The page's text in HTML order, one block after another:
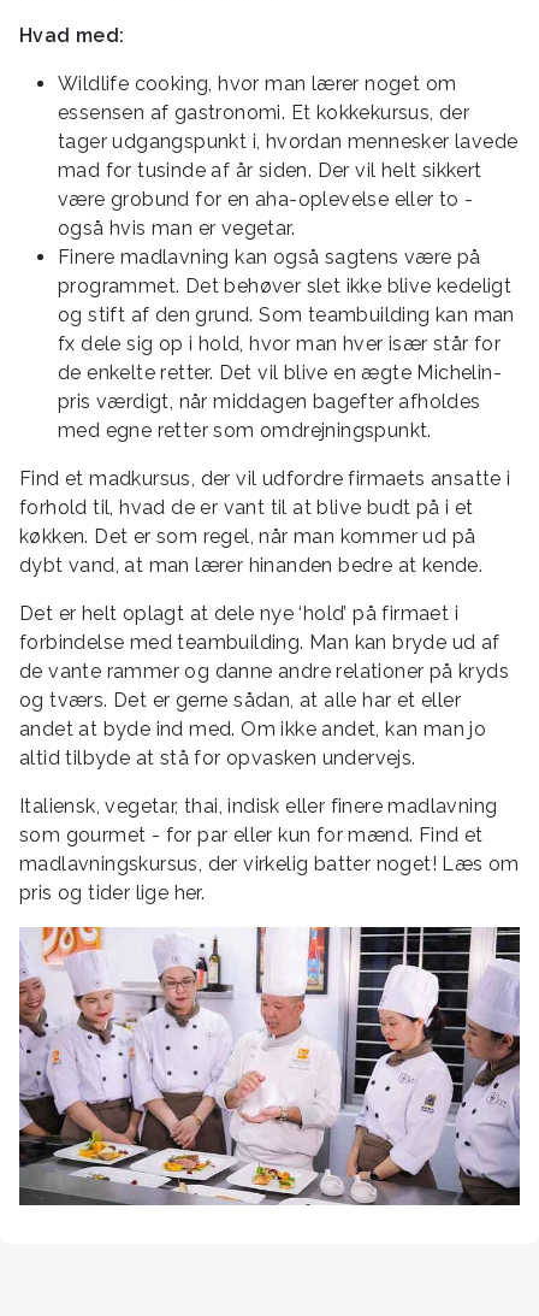
Hvad med:
Wildlife cooking, hvor man lærer noget om
essensen af gastronomi. Et kokkekursus, der
tager udgangspunkt i, hvordan mennesker lavede
mad for tusinde af år siden. Der vil helt sikkert
være grobund for en aha-oplevelse eller to -
også hvis man er vegetar.
Finere madlavning kan også sagtens være på
programmet. Det behøver slet ikke blive kedeligt
og stift af den grund. Som teambuilding kan man
fx dele sig op i hold, hvor man hver især står for
de enkelte retter. Det vil blive en ægte Michelin-
pris værdigt, når middagen bagefter afholdes
med egne retter som omdrejningspunkt.
Find et madkursus, der vil udfordre firmaets ansatte i
forhold til, hvad de er vant til at blive budt på i et
køkken. Det er som regel, når man kommer ud på
dybt vand, at man lærer hinanden bedre at kende.
Det er helt oplagt at dele nye ‘hold’ på firmaet i
forbindelse med teambuilding. Man kan bryde ud af
de vante rammer og danne andre relationer på kryds
og tværs. Det er gerne sådan, at alle har et eller
andet at byde ind med. Om ikke andet, kan man jo
altid tilbyde at stå for opvasken undervejs.
Italiensk, vegetar, thai, indisk eller finere madlavning
som gourmet - for par eller kun for mænd. Find et
madlavningskursus, der virkelig batter noget! Læs om
pris og tider lige her.